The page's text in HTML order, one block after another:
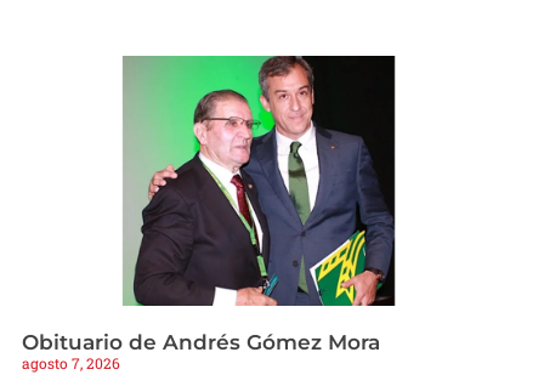
Obituario de Andrés Gómez Mora
agosto 7, 2026